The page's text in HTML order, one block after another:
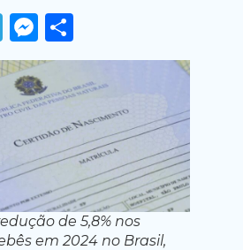
Telegram
Messenger
de 5,8% nos
em 2024 no Brasil,